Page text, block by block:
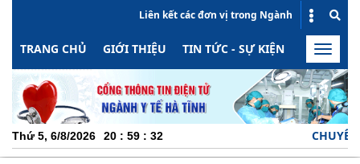
Liên kết các đơn vị trong Ngành
TRANG CHỦ GIỚI THIỆU TIN TỨC - SỰ KIỆN HOẠT
Toggle
Thứ 5, 6/8/2026 20 : 59 : 32 CHUYÊN